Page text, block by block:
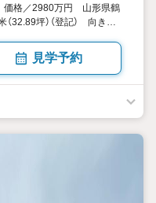
格／2980万円 山形県鶴
坪）（登記） 向き／
見学予約